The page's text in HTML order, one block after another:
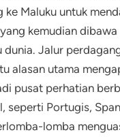
ke Maluku untuk
kemudian dibawa
Jalur
alasan utama
pusat perhatian
seperti Portugis,
lomba